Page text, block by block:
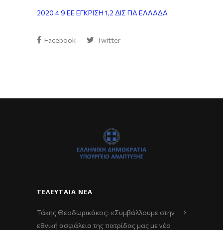
2020 4 9 ΕΕ ΕΓΚΡΙΣΗ 1,2 ΔΙΣ ΓΙΑ ΕΛΛΑΔΑ
Facebook Twitter
ΤΕΛΕΥΤΑΊΑ ΝΈΑ
Τάκης Θεοδωρικάκος: «Συμβάλλουμε στην
εθνική ασφάλεια της πατρίδας μας με νέο